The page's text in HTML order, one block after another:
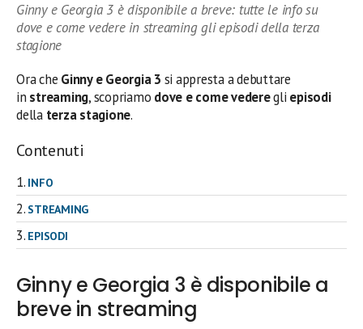
Ginny e Georgia 3 è disponibile a breve: tutte le info su
dove e come vedere in streaming gli episodi della terza
stagione
Ora che Ginny e Georgia 3 si appresta a debuttare
in streaming, scopriamo dove e come vederegli episodi
della terza stagione.
Contenuti
INFO
STREAMING
EPISODI
Ginny e Georgia 3 è disponibile a
breve in streaming